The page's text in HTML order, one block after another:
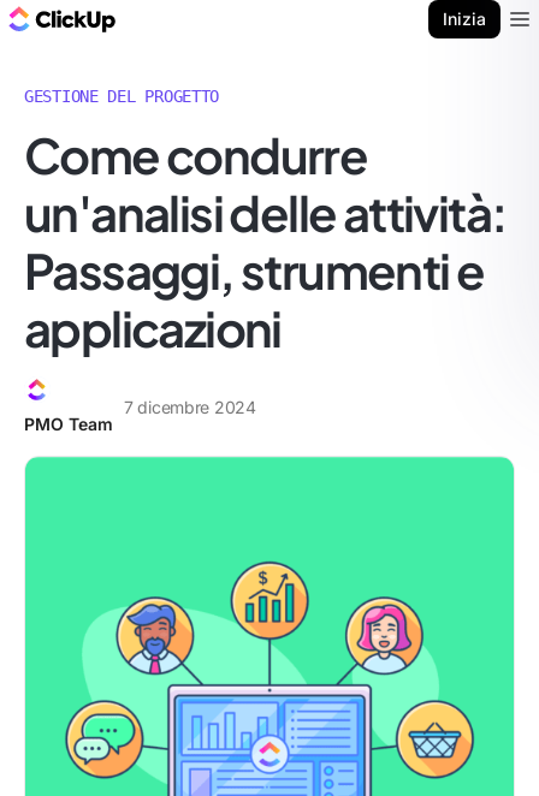
Inizia
GESTIONE DEL PROGETTO
Come condurre
un'analisi delle attività:
Passaggi, strumenti e
applicazioni
PMO Team
7 dicembre 2024